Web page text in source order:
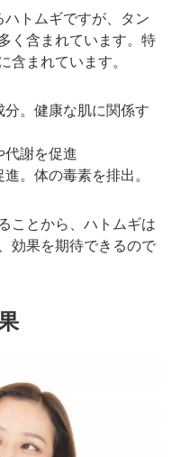
トムギですが、タン
く含まれています。特
含まれています。
。健康な肌に関係す
代謝を促進
。体の毒素を排出。
ことから、ハトムギは
効果を期待できるので